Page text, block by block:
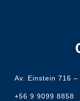
Av. Einstein 716
+56 9 9099 8858